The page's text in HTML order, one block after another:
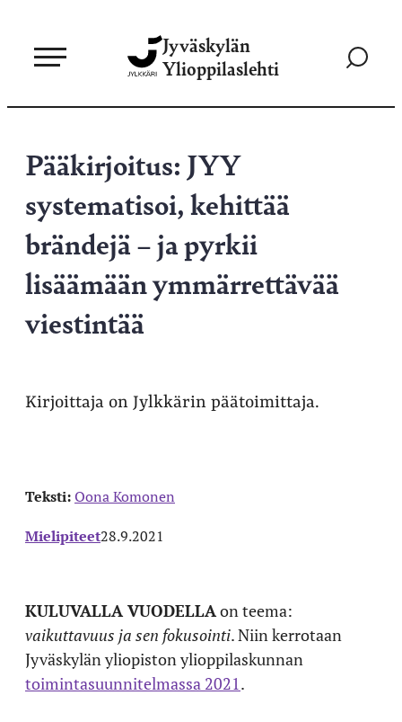
sisältöön
Jyväskylän
Ylioppilaslehti
Siirry
Pääkirjoitus: JYY
systematisoi, kehittää
brändejä – ja pyrkii
lisäämään ymmärrettävää
viestintää
Kirjoittaja on Jylkkärin päätoimittaja.
Teksti:Oona Komonen
Mielipiteet28.9.2021
KULUVALLA VUODELLAon teema:
vaikuttavuus ja sen fokusointi. Niin kerrotaan
Jyväskylän yliopiston ylioppilaskunnan
toimintasuunnitelmassa 2021.